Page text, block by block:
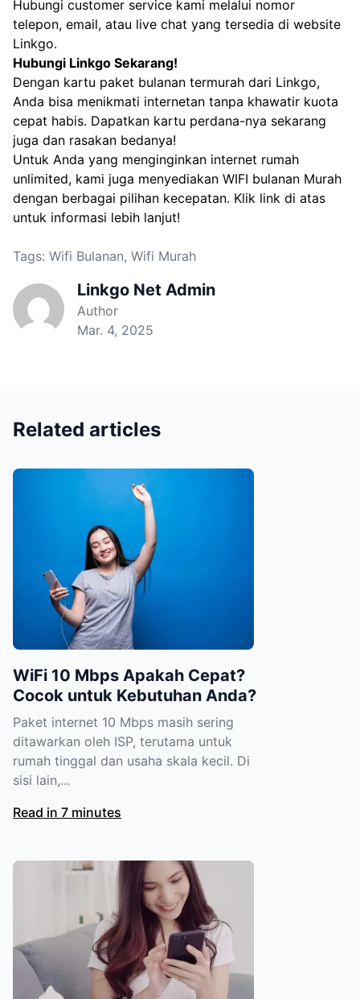
Hubungi customer service kami melalui nomor
telepon, email, atau live chat yang tersedia di website
Linkgo.
Hubungi Linkgo Sekarang!
Dengan kartu paket bulanan termurah dari Linkgo,
Anda bisa menikmati internetan tanpa khawatir kuota
cepat habis. Dapatkan kartu perdana-nya sekarang
juga dan rasakan bedanya!
Untuk Anda yang menginginkan internet rumah
unlimited, kami juga menyediakan WIFI bulanan Murah
dengan berbagai pilihan kecepatan. Klik link di atas
untuk informasi lebih lanjut!
Tags: Wifi Bulanan, Wifi Murah
Linkgo Net Admin
Author
Mar. 4, 2025
Related articles
WiFi 10 Mbps Apakah Cepat?
Cocok untuk Kebutuhan Anda?
Paket internet 10 Mbps masih sering
ditawarkan oleh ISP, terutama untuk
rumah tinggal dan usaha skala kecil. Di
sisi lain,...
Read in 7 minutes